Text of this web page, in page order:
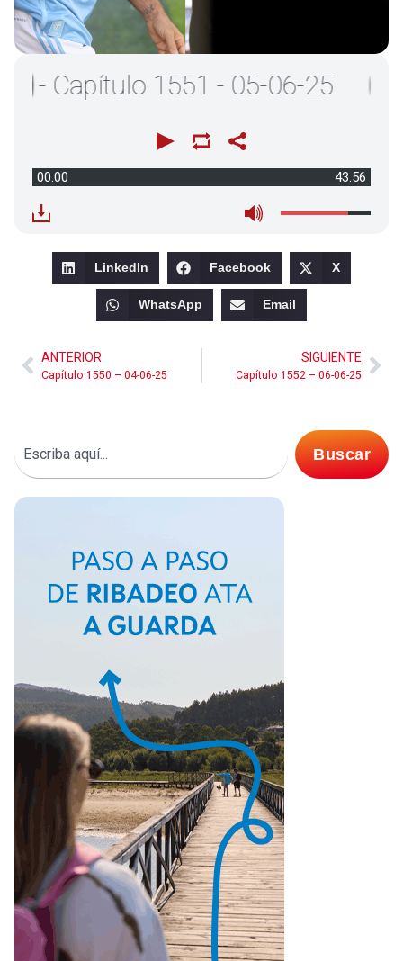
1551 - 05-06-25
00:00 43:56
LinkedIn Facebook X
WhatsApp Email
ANTERIOR
Capítulo 1550 – 04-06-25
SIGUIENTE
Capítulo 1552 – 06-06-25
Buscar